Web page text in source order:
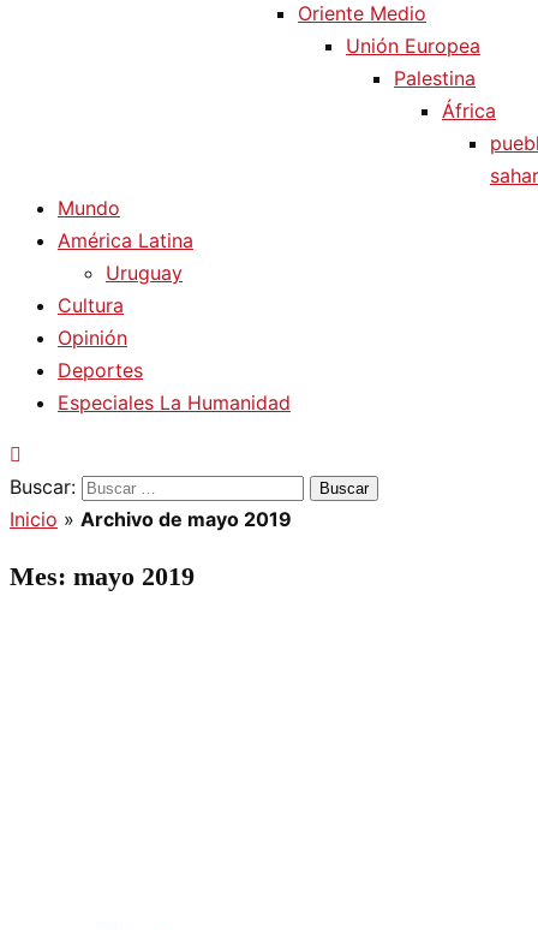
Oriente Medio
Unión Europea
Palestina
África
Mundo
América Latina
Uruguay
Cultura
Opinión
Deportes
Especiales La Humanidad
Buscar:
Inicio » Archivo de mayo 2019
Mes: mayo 2019